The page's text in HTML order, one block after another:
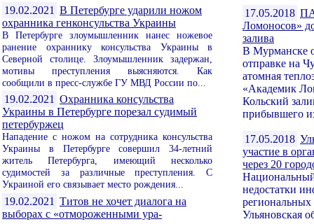
19.02.2021 В Петербурге ударили ножом
охранника генконсульства Украины
В Петербурге злоумышленник нанес ножевое
ранение охраннику консульства Украины в
Северной столице. Злоумышленник задержан,
мотивы преступления выясняются. Как
сообщили в пресс-службе ГУ МВД России по...
19.02.2021 Охранника консульства
Украины в Петербурге порезал судимый
петербуржец
Нападение с ножом на сотрудника консульства
Украины в Петербурге совершил 34-летний
житель Петербурга, имеющий несколько
судимостей за различные преступления. С
Украиной его связывает место рождения...
19.02.2021 Титов не хочет диалога на
выборах с «отмороженными ура-
17.05.2018
Ломоносов»
залива
В Мурманске
отправке на
атомная
«Академик
Кольский
прибывшего
17.05.2018
участие в
через 20
недостатки
Ульяновская